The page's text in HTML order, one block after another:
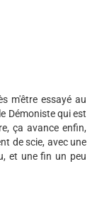
m'être essayé au
Démoniste qui est
ça avance enfin,
de scie, avec une
et une fin un peu